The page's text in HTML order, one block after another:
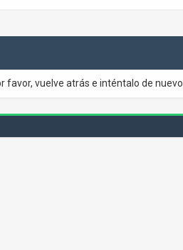
favor, vuelve atrás e inténtalo de nuevo.